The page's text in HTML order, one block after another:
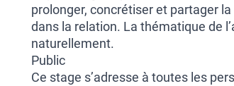
prolonger, concrétiser et partager
dans la relation. La thématique de
naturellement.
Public
Ce stage s’adresse à toutes les